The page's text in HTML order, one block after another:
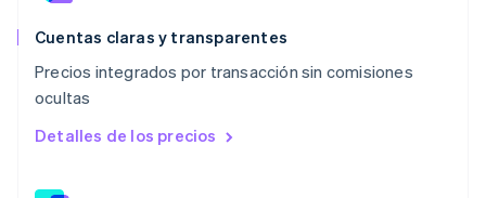
Cuentas claras y transparentes
Precios integrados por transacción sin comisiones
ocultas
Detalles de los precios
English
NederlandsEnglish
Polonia
English